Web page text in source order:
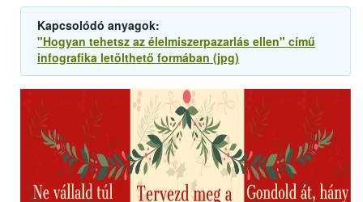
Kapcsolódó anyagok:
"Hogyan tehetsz az élelmiszerpazarlás ellen" című
infografika letölthető formában (jpg)